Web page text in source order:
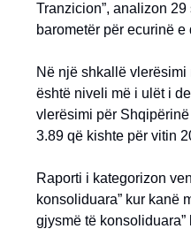
Tranzicion”, analizon
barometër për ecurinë e
Në një shkallë vlerësimi
është niveli më i ulët i
vlerësimi për
3.89 që kishte për vitin
Raporti i kategorizon
konsoliduara” kur kanë
gjysmë të